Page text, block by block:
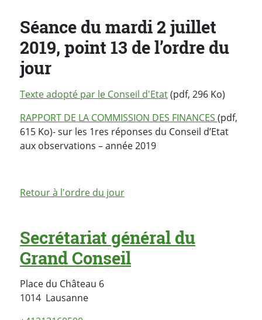
Séance du mardi 2 juillet
2019, point 13 de l’ordre du
jour
Texte adopté par le Conseil d'Etat(pdf, 296 Ko)
RAPPORT DE LA COMMISSION DES FINANCES (pdf,
615 Ko)- sur les 1res réponses du Conseil d’Etat
aux observations – année 2019
Retour à l'ordre du jour
Secrétariat général du
Grand Conseil
Place du Château 6
1014 LausanneSuisse